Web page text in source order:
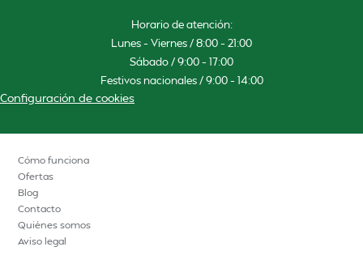
Horario de atención:
Lunes – Viernes / 8:00 – 21:00
Sábado / 9:00 – 17:00
Festivos nacionales / 9:00 – 14:00
Configuración de cookies
Cómo funciona
Ofertas
Blog
Contacto
Quiénes somos
Aviso legal